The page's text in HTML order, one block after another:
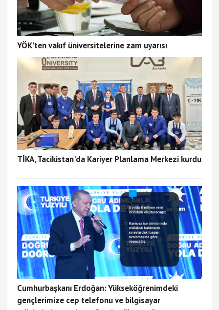
YÖK'ten vakıf üniversitelerine zam uyarısı
TİKA, Tacikistan'da Kariyer Planlama Merkezi kurdu
Cumhurbaşkanı Erdoğan: Yükseköğrenimdeki
gençlerimize cep telefonu ve bilgisayar